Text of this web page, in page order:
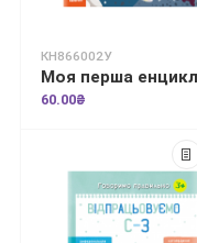
КН866002У
60.00₴